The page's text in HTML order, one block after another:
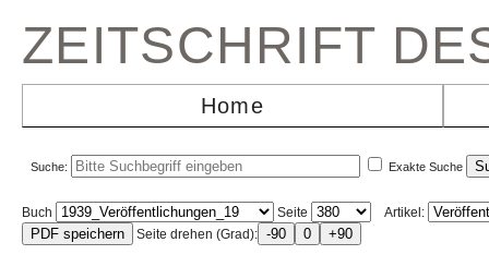
ZEITSCHRIFT
Home
Suche: Exakte Suche
Buch Seite
Artikel:
Seite drehen (Grad):